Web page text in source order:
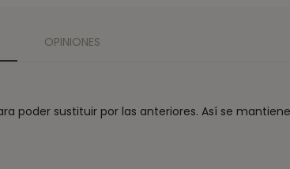
OPINIONES
poder sustituir por las anteriores. Así se